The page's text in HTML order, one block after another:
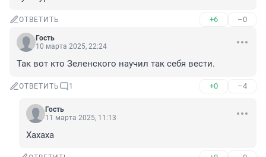
ОТВЕТИТЬ +6 –0
Гость
10 марта 2025, 22:24
Так вот кто Зеленского научил так себя вести.
ОТВЕТИТЬ 1 +0 –4
Гость
11 марта 2025, 11:13
Хахаха